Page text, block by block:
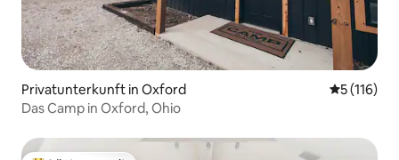
Privatunterkunft in Oxford
5 (116)
Das Camp in Oxford, Ohio